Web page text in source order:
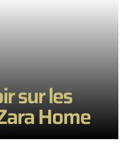
sur les
Home